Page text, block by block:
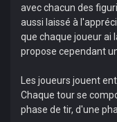
avec chacun des
aussi laissé à
que chaque joueur ai
propose cependant
Les joueurs jouent
Chaque tour se
phase de tir, d'une